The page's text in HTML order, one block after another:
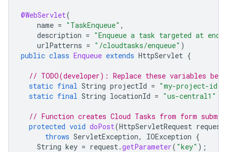
@WebServlet(
name = "TaskEnqueue" ,
description = "Enqueue a task targeted at
urlPatterns = "/cloudtasks/enqueue" )
public class Enqueue extends HttpServlet {
// TODO(developer): Replace these variables
static final String projectId = "my-project-id"
static final String locationId = "us-central1"
// Function creates Cloud Tasks from form
protected void doPost(HttpServletRequest request
throws ServletException, IOException {
String key = request.getParameter( "key" );